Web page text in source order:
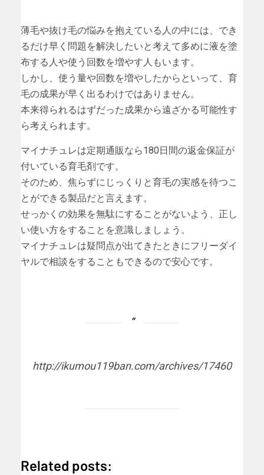
薄毛や抜け毛の悩みを抱えている人の中には、でき
るだけ早く問題を解決したいと考えて多めに液を塗
布する人や使う回数を増やす人もいます。
しかし、使う量や回数を増やしたからといって、育
毛の成果が早く出るわけではありません。
本来得られるはずだった成果から遠ざかる可能性す
ら考えられます。
マイナチュレは定期通販なら180日間の返金保証が
付いている育毛剤です。
そのため、焦らずにじっくりと育毛の実感を待つこ
とができる製品だと言えます。
せっかくの効果を無駄にすることがないよう、正し
い使い方をすることを意識しましょう。
マイナチュレは疑問点が出てきたときにフリーダイ
ヤルで相談をすることもできるので安心です。
http://ikumou119ban.com/archives/17460
Related posts: